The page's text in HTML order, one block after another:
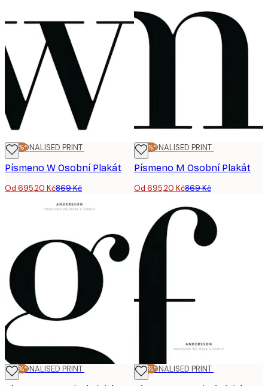
-20%*
PERSONALISED PRINT
Písmeno W Osobní Plakát
Od 695,20 Kč869 Kč
-20%*
PERSONALISED PRINT
Písmeno M Osobní Plakát
Od 695,20 Kč869 Kč
-20%*
PERSONALISED PRINT -20%*
PERSONALISED PRINT